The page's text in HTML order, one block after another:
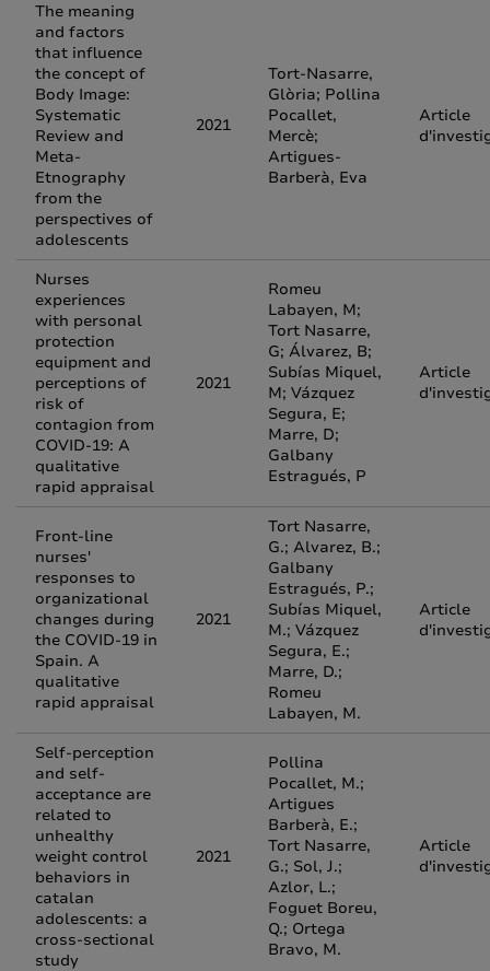
The meaning
and factors
that influence
the concept of
Body Image:
Systematic
Review and
Meta-
Etnography
from the
perspectives of
adolescents
2021
Tort-Nasarre,
Glòria; Pollina
Pocallet,
Mercè;
Artigues-
Barberà, Eva
Article
Nurses
experiences
with personal
protection
equipment and
perceptions of
risk of
contagion from
COVID-19: A
qualitative
rapid appraisal
2021
Romeu
Labayen, M;
Tort Nasarre,
G; Álvarez, B;
Subías Miquel,
M; Vázquez
Segura, E;
Marre, D;
Galbany
Estragués, P
Article
Front-line
nurses'
responses to
organizational
changes during
the COVID-19 in
Spain. A
qualitative
rapid appraisal
2021
Tort Nasarre,
G.; Alvarez, B.;
Galbany
Estragués, P.;
Subías Miquel,
M.; Vázquez
Segura, E.;
Marre, D.;
Romeu
Labayen, M.
Article
Self-perception
and self-
acceptance are
related to
unhealthy
weight control
behaviors in
catalan
adolescents: a
cross-sectional
study
2021
Pollina
Pocallet, M.;
Artigues
Barberà, E.;
Tort Nasarre,
G.; Sol, J.;
Azlor, L.;
Foguet Boreu,
Q.; Ortega
Bravo, M.
Article